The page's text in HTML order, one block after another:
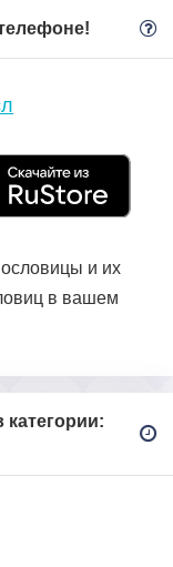
и их
в вашем